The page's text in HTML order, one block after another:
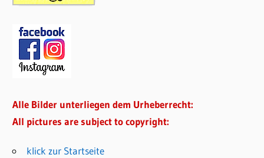
Alle Bilder unterliegen dem Urheberrecht:
All pictures are subject to copyright:
klick zur Startseite